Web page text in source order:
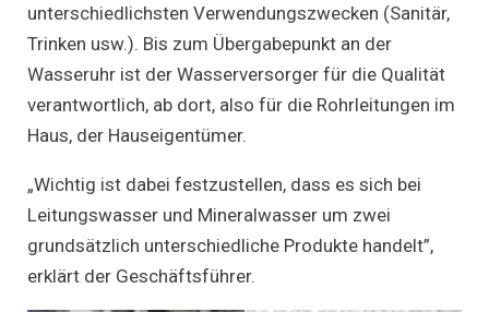
unterschiedlichsten Verwendungszwecken (Sanitär,
Trinken usw.). Bis zum Übergabepunkt an der
Wasseruhr ist der Wasserversorger für die Qualität
verantwortlich, ab dort, also für die Rohrleitungen im
Haus, der Hauseigentümer.
„Wichtig ist dabei festzustellen, dass es sich bei
Leitungswasser und Mineralwasser um zwei
grundsätzlich unterschiedliche Produkte handelt”,
erklärt der Geschäftsführer.